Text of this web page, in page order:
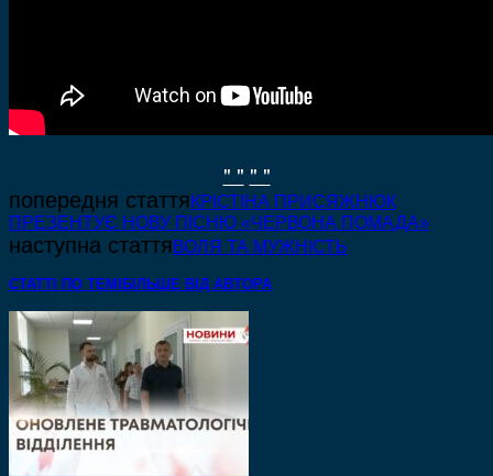
" " " "
попередня статтяКРІСТІНА ПРИСЯЖНЮК
ПРЕЗЕНТУЄ НОВУ ПІСНЮ «ЧЕРВОНА ПОМАДА»
наступна статтяВОЛЯ ТА МУЖНІСТЬ
СТАТТІ ПО ТЕМІ БІЛЬШЕ ВІД АВТОРА